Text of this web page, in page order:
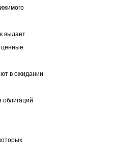
выдает
ценные
в ожидании